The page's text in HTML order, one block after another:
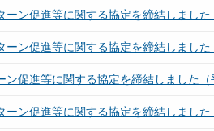
ン促進等に関する協定を締結しました
ン促進等に関する協定を締結しました
促進等に関する協定を締結しました（
ン促進等に関する協定を締結しました